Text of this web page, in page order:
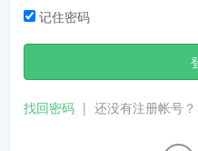
记住密码
找回密码 | 还没有注册帐号？